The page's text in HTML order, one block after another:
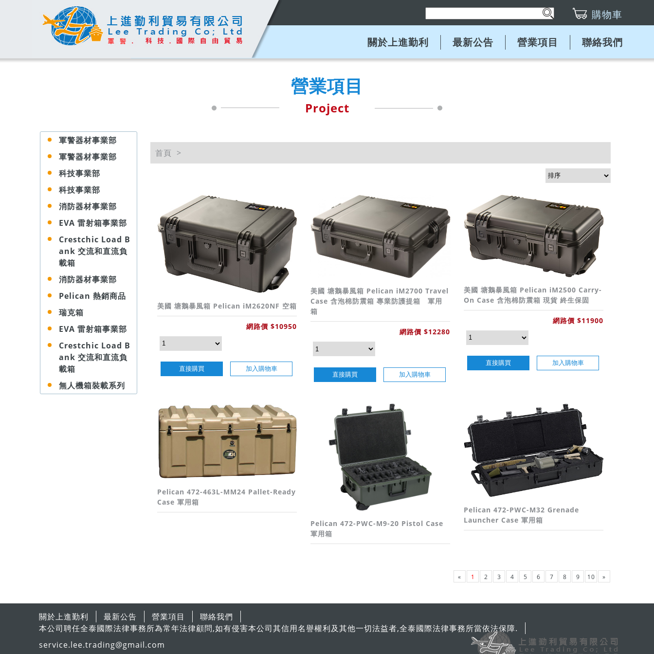
購物車
關於上進勤利 最新公告 營業項目 聯絡我們
營業項目
Project
軍警器材事業部
軍警器材事業部
科技事業部
科技事業部
消防器材事業部
EVA 雷射箱事業部
Crestchic Load B
ank 交流和直流負
載箱
消防器材事業部
Pelican 熱銷商品
瑞克箱
EVA 雷射箱事業部
Crestchic Load B
ank 交流和直流負
載箱
無人機箱裝載系列
首頁
美國 塘鵝暴風箱 Pelican iM2620NF 空箱
網路價 $10950
直接購買 加入購物車
美國 塘鵝暴風箱 Pelican iM2700 Travel
Case 含泡棉防震箱 專業防護提箱 軍用
箱
網路價 $12280
直接購買 加入購物車
美國 塘鵝暴風箱 Pelican iM2500 Carry-
On Case 含泡棉防震箱 現貨 終生保固
網路價 $11900
直接購買 加入購物車
Pelican 472-463L-MM24 Pallet-Ready
Case 軍用箱
Pelican 472-PWC-M9-20 Pistol Case
軍用箱
Pelican 472-PWC-M32 Grenade
Launcher Case 軍用箱
« 1 2 3 4 5 6 7 8 9 10 »
關於上進勤利 最新公告 營業項目
聯絡我們
本公司聘任全泰國際法律事務所為常年法律顧問,如有侵害本公司其信用名譽權利及其他一切法益者,全泰國際法律事務所當依法保障.
service.lee.trading@gmail.com